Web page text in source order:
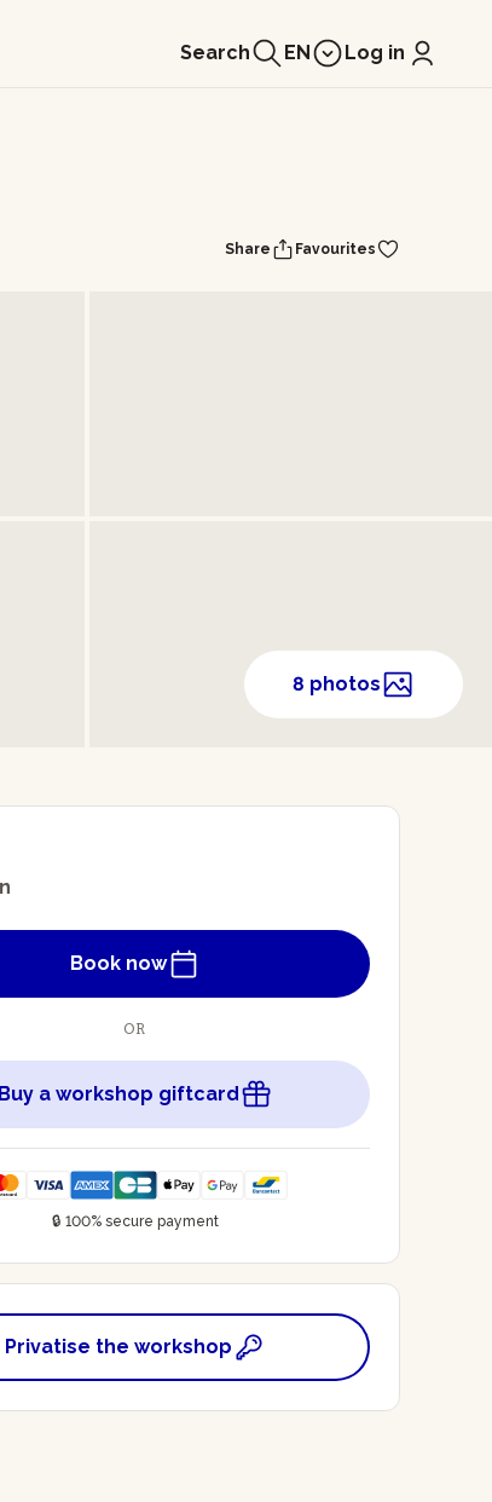
Search EN Log in
Share Favourites
8 photos
Book now
OR
Buy a workshop giftcard
🔒 100% secure payment
Privatise the workshop